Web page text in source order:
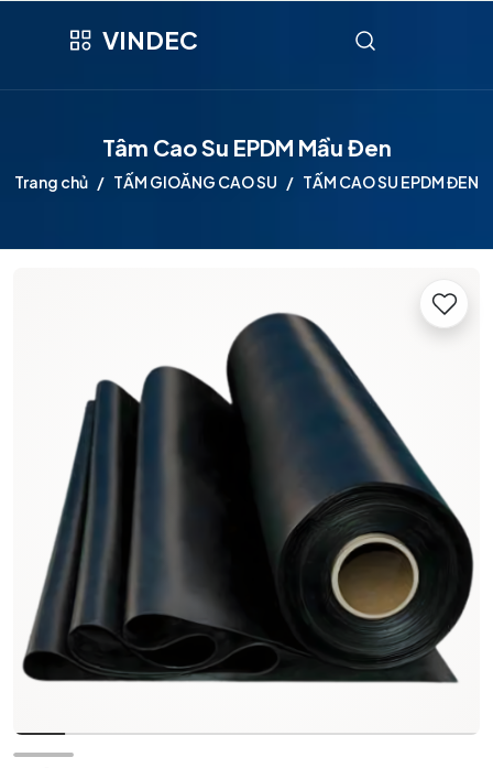
VINDEC
Tâm Cao Su EPDM Mầu Đen
Trang chủ TẤM GIOĂNG CAO SU TẤM CAO SU EPDM ĐEN